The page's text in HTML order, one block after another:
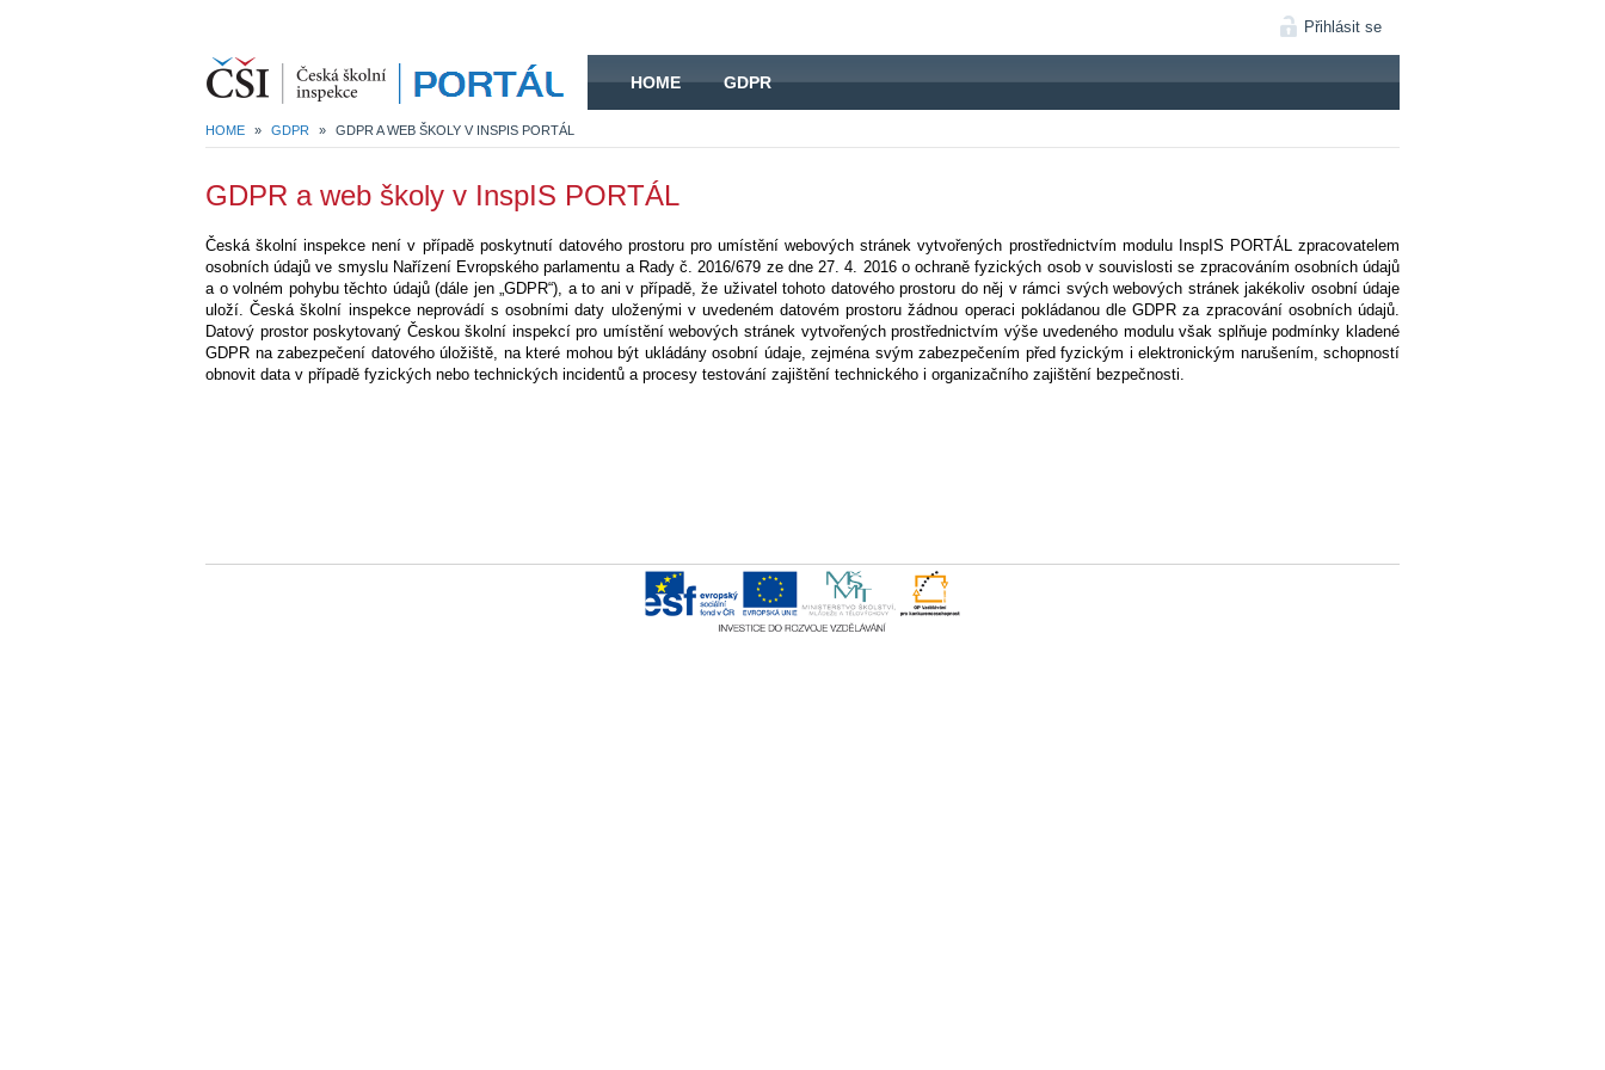
Přihlásit se
HOME GDPR
HOME » GDPR » GDPR A WEB ŠKOLY V INSPIS PORTÁL
GDPR a web školy v InspIS PORTÁL
Česká školní inspekce není v případě poskytnutí datového prostoru pro umístění webových stránek vytvořených prostřednictvím modulu InspIS PORTÁL zpracovatelem
osobních údajů ve smyslu Nařízení Evropského parlamentu a Rady č. 2016/679 ze dne 27. 4. 2016 o ochraně fyzických osob v souvislosti se zpracováním osobních údajů
a o volném pohybu těchto údajů (dále jen „GDPR“), a to ani v případě, že uživatel tohoto datového prostoru do něj v rámci svých webových stránek jakékoliv osobní údaje
uloží. Česká školní inspekce neprovádí s osobními daty uloženými v uvedeném datovém prostoru žádnou operaci pokládanou dle GDPR za zpracování osobních údajů.
Datový prostor poskytovaný Českou školní inspekcí pro umístění webových stránek vytvořených prostřednictvím výše uvedeného modulu však splňuje podmínky kladené
GDPR na zabezpečení datového úložiště, na které mohou být ukládány osobní údaje, zejména svým zabezpečením před fyzickým i elektronickým narušením, schopností
obnovit data v případě fyzických nebo technických incidentů a procesy testování zajištění technického i organizačního zajištění bezpečnosti.